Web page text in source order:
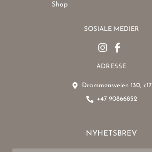
Shop
SOSIALE MEDIER
ADRESSE
Drammensveien 130, c17
+47 90866852
NYHETSBREV